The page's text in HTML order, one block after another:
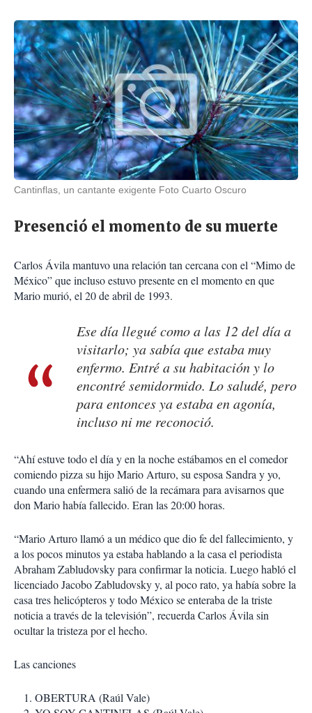
Cantinflas, un cantante exigente Foto Cuarto Oscuro
Presenció el momento de su muerte
Carlos Ávila mantuvo una relación tan cercana con el “Mimo de
México” que incluso estuvo presente en el momento en que
Mario murió, el 20 de abril de 1993.
Ese día llegué como a las 12 del día a
visitarlo; ya sabía que estaba muy
enfermo. Entré a su habitación y lo
encontré semidormido. Lo saludé, pero
para entonces ya estaba en agonía,
incluso ni me reconoció.
“Ahí estuve todo el día y en la noche estábamos en el comedor
comiendo pizza su hijo Mario Arturo, su esposa Sandra y yo,
cuando una enfermera salió de la recámara para avisarnos que
don Mario había fallecido. Eran las 20:00 horas.
“Mario Arturo llamó a un médico que dio fe del fallecimiento, y
a los pocos minutos ya estaba hablando a la casa el periodista
Abraham Zabludovsky para confirmar la noticia. Luego habló el
licenciado Jacobo Zabludovsky y, al poco rato, ya había sobre la
casa tres helicópteros y todo México se enteraba de la triste
noticia a través de la televisión”, recuerda Carlos Ávila sin
ocultar la tristeza por el hecho.
Las canciones
OBERTURA (Raúl Vale)